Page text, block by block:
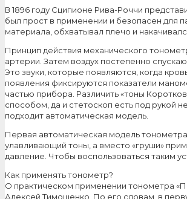
В 1896 году Сципионе Рива-Роччи
был прост в применении и безопасен для
материала, обхватывал плечо и
Принцип действия механического
артерии. Затем воздух постепенно
Это звуки, которые появляются, когда
появления фиксируются показатели
частью прибора. Различить «тоны
способом, да и стетоскоп есть под рукой
подходит автоматическая модель.
Первая автоматическая модель
улавливающий тоны, а вместо «груши»
давление. Чтобы воспользоваться таким
Как применять тонометр?
О практическом применении тонометра
Алексей Тимошенко. По его словам, в